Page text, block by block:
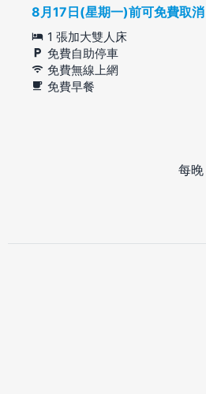
8月17日(星期一)前可免費取消
1 張加大雙人床
免費自助停車
免費無線上網
免費早餐
每晚